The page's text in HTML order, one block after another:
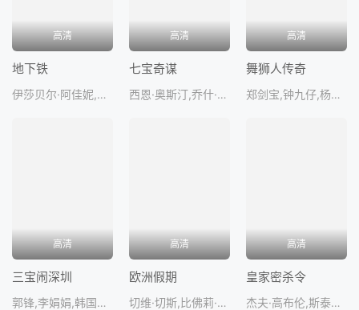
高清
地下铁
伊莎贝尔·阿佳妮,克里斯多弗·兰伯特,让·雨果·安格拉德,理查德·波林热,米歇尔·加拉布吕
高清
七宝奇谋
西恩·奥斯汀,乔什·布洛林,杰夫·科恩,科里·费尔德曼,凯利·格
高清
舞狮人传奇
郑剑宝,钟九仔,杨振国
高清
三宝闹深圳
郭锋,李娟娟,韩国财,车保罗,刘晓庆
高清
欧洲假期
切维·切斯,比佛莉·德安姬罗,DanaHill,杰森·里夫利,约翰·阿斯
高清
皇家密杀令
杰夫·高布伦,斯泰茜·皮克伦,卡门·阿尔根齐亚诺,安德鲁·马顿,SueDuga